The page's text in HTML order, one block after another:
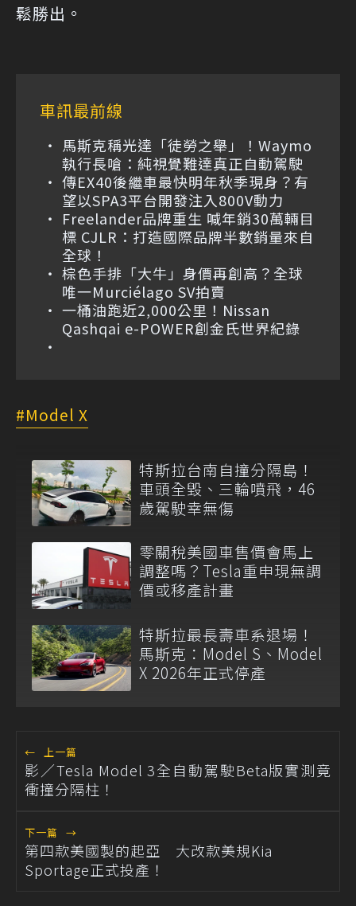
鬆勝出。
車訊最前線
馬斯克稱光達「徒勞之舉」！Waymo
執行長嗆：純視覺難達真正自動駕駛
傳EX40後繼車最快明年秋季現身？有
望以SPA3平台開發注入800V動力
Freelander品牌重生 喊年銷30萬輛目
標 CJLR：打造國際品牌半數銷量來自
全球！
棕色手排「大牛」身價再創高？全球
唯一Murciélago SV拍賣
一桶油跑近2,000公里！Nissan
Qashqai e-POWER創金氏世界紀錄
Model X
特斯拉台南自撞分隔島！
車頭全毀、三輪噴飛，46
歲駕駛幸無傷
零關稅美國車售價會馬上
調整嗎？Tesla重申現無調
價或移產計畫
特斯拉最長壽車系退場！
馬斯克：Model S、Model
X 2026年正式停產
← 上一篇
影／Tesla Model 3全自動駕駛Beta版實測竟
衝撞分隔柱！
下一篇 →
第四款美國製的起亞 大改款美規Kia
Sportage正式投產！